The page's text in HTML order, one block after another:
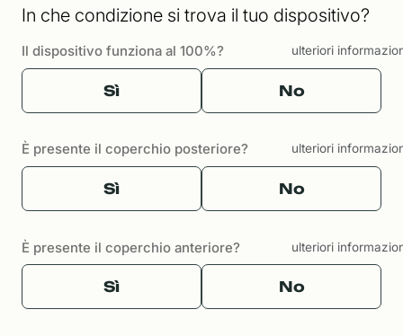
In che condizione si trova il tuo dispositivo?
Il dispositivo funziona al 100%? ulteriori
Sì No
È presente il coperchio posteriore? ulteriori
Sì No
È presente il coperchio anteriore? ulteriori
Sì No